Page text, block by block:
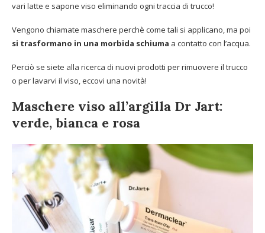
vari latte e sapone viso eliminando ogni traccia di trucco!
Vengono chiamate maschere perchè come tali si applicano, ma poi
si trasformano in una morbida schiuma a contatto con l’acqua.
Perciò se siete alla ricerca di nuovi prodotti per rimuovere il trucco
o per lavarvi il viso, eccovi una novità!
Maschere viso all’argilla Dr Jart:
verde, bianca e rosa